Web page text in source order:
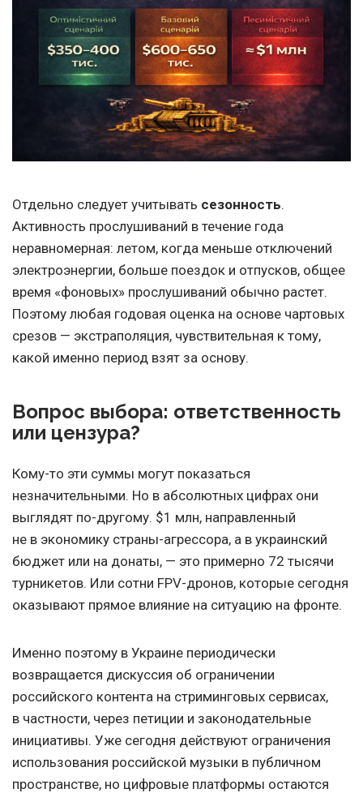
Отдельно следует учитывать сезонность.
Активность прослушиваний в течение года
неравномерная: летом, когда меньше отключений
электроэнергии, больше поездок и отпусков, общее
время «фоновых» прослушиваний обычно растет.
Поэтому любая годовая оценка на основе чартовых
срезов — экстраполяция, чувствительная к тому,
какой именно период взят за основу.
Вопрос выбора: ответственность
или цензура?
Кому-то эти суммы могут показаться
незначительными. Но в абсолютных цифрах они
выглядят по-другому. $1 млн, направленный
не в экономику страны-агрессора, а в украинский
бюджет или на донаты, — это примерно 72 тысячи
турникетов. Или сотни FPV-дронов, которые сегодня
оказывают прямое влияние на ситуацию на фронте.
Именно поэтому в Украине периодически
возвращается дискуссия об ограничении
российского контента на стриминговых сервисах,
в частности, через петиции и законодательные
инициативы. Уже сегодня действуют ограничения
использования российской музыки в публичном
пространстве, но цифровые платформы остаются